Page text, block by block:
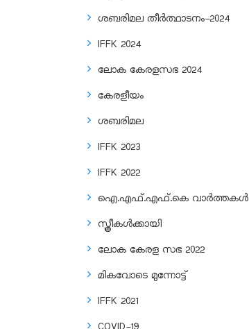
ശബരിമല തീര്‍ത്ഥാടനം-2024
IFFK 2024
ലോക കേരളസഭ 2024
കേരളീയം
ശബരിമല
IFFK 2023
IFFK 2022
ഐ.എഫ്.എഫ്.കെ വാർത്തകൾ
സ്ത്രീകൾക്കായി
ലോക കേരള സഭ 2022
മികവോടെ മുന്നോട്ട്
IFFK 2021